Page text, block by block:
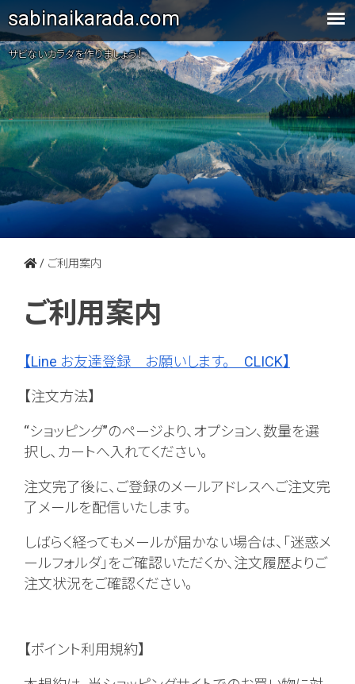
sabinaikarada.com
サビないカラダを作りましょう！
/ ご利用案内
ご利用案内
【Line お友達登録 お願いします。 CLICK】
【注文方法】
“ショッピング”のページより、オプション、数量を選
択し、カートへ入れてください。
注文完了後に、ご登録のメールアドレスへご注文完
了メールを配信いたします。
しばらく経ってもメールが届かない場合は、「迷惑メ
ールフォルダ」をご確認いただくか、注文履歴よりご
注文状況をご確認ください。
【ポイント利用規約】